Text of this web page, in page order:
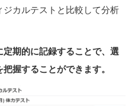
ジカルテストと比較して分析
定期的に記録することで、選
握することができます。